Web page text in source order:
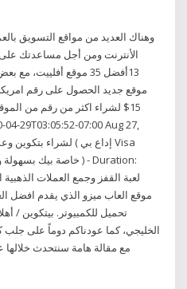
وهناك العديد من مواقع التسويق
الأنترنت ومن أجل مساعدتك
13أفضل 35 موقع أفلييت،
موقع جديد الحصول على رقم
موقع العاب ميزو الذي يقدم افضل
تحميل للكمبيوتر. بيتكوين /
الخليجي، كما عودناكم دوماً على جلب